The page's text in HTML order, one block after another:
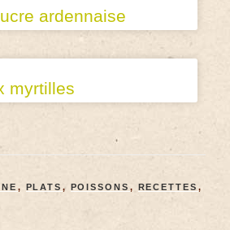
ardennaise
myrtilles
, PLATS , POISSONS , RECETTES ,